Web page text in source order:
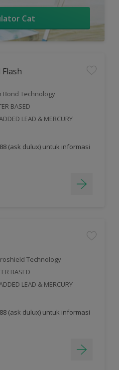
Cat
Bond Technology
BASED
LEAD & MERCURY
(ask dulux) untuk informasi
Technology
BASED
LEAD & MERCURY
(ask dulux) untuk informasi